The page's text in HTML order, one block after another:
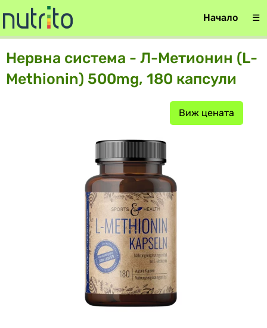
Начало ☰
Нервна система - Л-Метионин (L-
Methionin) 500mg, 180 капсули
Виж цената